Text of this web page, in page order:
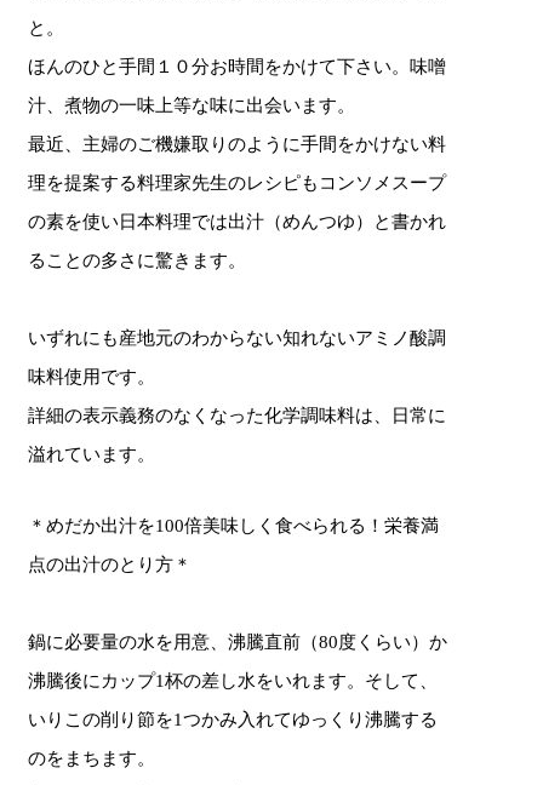
と。
ほんのひと手間１０分お時間をかけて下さい。味噌
汁、煮物の一味上等な味に出会います。
最近、主婦のご機嫌取りのように手間をかけない料
理を提案する料理家先生のレシピもコンソメスープ
の素を使い日本料理では出汁（めんつゆ）と書かれ
ることの多さに驚きます。
いずれにも産地元のわからない知れないアミノ酸調
味料使用です。
詳細の表示義務のなくなった化学調味料は、日常に
溢れています。
＊めだか出汁を100倍美味しく食べられる！栄養満
点の出汁のとり方＊
鍋に必要量の水を用意、沸騰直前（80度くらい）か
沸騰後にカップ1杯の差し水をいれます。そして、
いりこの削り節を1つかみ入れてゆっくり沸騰する
のをまちます。